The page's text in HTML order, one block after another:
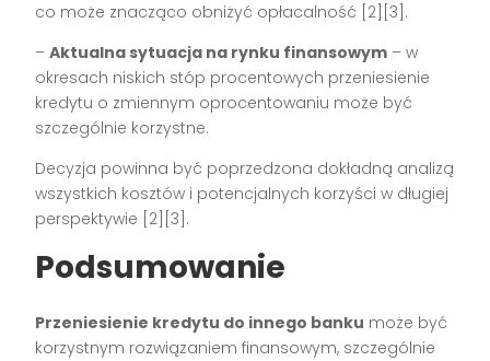
co może znacząco obniżyć opłacalność [2][3].
–Aktualna sytuacja na rynku finansowym – w
okresach niskich stóp procentowych przeniesienie
kredytu o zmiennym oprocentowaniu może być
szczególnie korzystne.
Decyzja powinna być poprzedzona dokładną analizą
wszystkich kosztów i potencjalnych korzyści w długiej
perspektywie [2][3].
Podsumowanie
Przeniesienie kredytu do innego banku może być
korzystnym rozwiązaniem finansowym, szczególnie